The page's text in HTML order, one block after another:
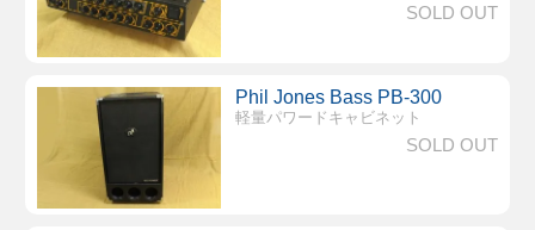
SOLD OUT
Phil Jones Bass PB-300
軽量パワードキャビネット
SOLD OUT